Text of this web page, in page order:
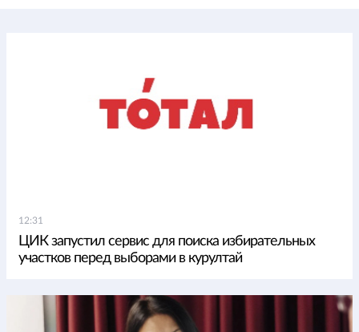
12:31
ЦИК запустил сервис для поиска избирательных
участков перед выборами в курултай